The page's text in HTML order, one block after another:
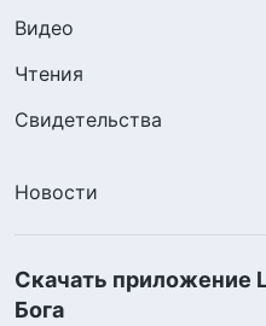
Видео
Чтения
Свидетельства
Новости
Скачать приложение
Бога